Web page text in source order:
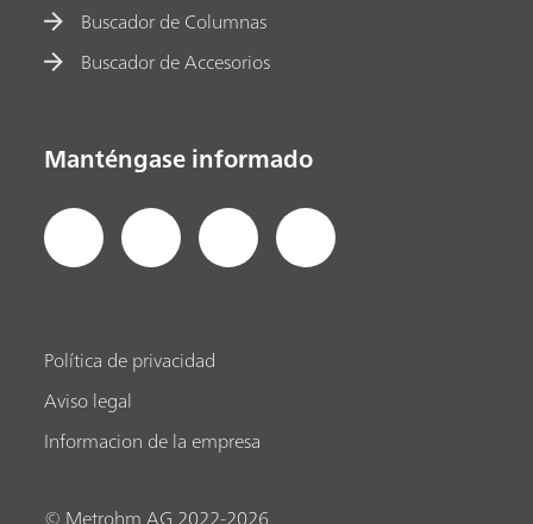
Buscador de Columnas
Buscador de Accesorios
Manténgase informado
Política de privacidad
Aviso legal
Informacion de la empresa